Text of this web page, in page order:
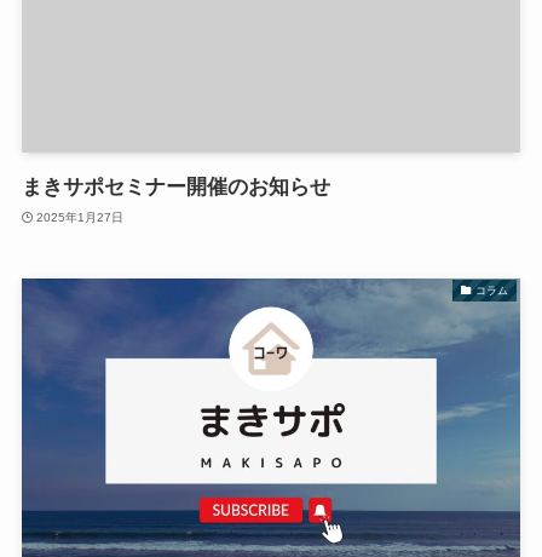
まきサポセミナー開催のお知らせ
2025年1月27日
コラム